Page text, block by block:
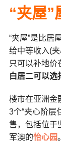
“夹屋”
“夹屋”是比居
给中等收入(
只可以补地价
白居二可以选
楼市在亚洲金
3个“夹心阶层
售，包括位于
军澳的怡心园